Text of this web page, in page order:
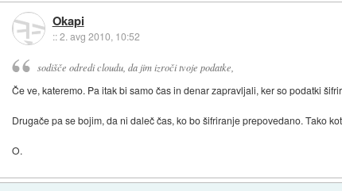
Okapi
::2. avg 2010, 10:52
sodišče odredi cloudu, da jim izroči tvoje podatke,
Če ve, kateremo. Pa itak bi samo čas in denar zapravljali, ker so podatki
Drugače pa se bojim, da ni daleč čas, ko bo šifriranje prepovedano. Tako
O.